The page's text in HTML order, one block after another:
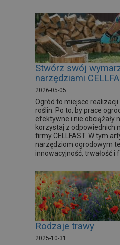
Stwórz swój
narzędziami
2026-05-05
Ogród to miejsce
roślin. Po to, by prace
efektywne i nie obciążały
korzystaj z odpowiednich
firmy CELLFAST. W tym
narzędziom ogrodowym
innowacyjność, trwałość i
Rodzaje trawy
2025-10-31